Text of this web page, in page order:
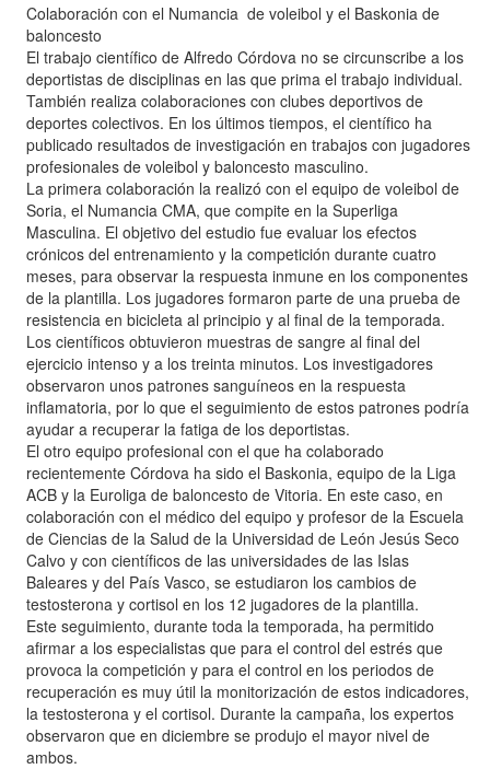
Colaboración con el Numancia de voleibol y el Baskonia de
baloncesto
El trabajo científico de Alfredo Córdova no se circunscribe a los
deportistas de disciplinas en las que prima el trabajo individual.
También realiza colaboraciones con clubes deportivos de
deportes colectivos. En los últimos tiempos, el científico ha
publicado resultados de investigación en trabajos con jugadores
profesionales de voleibol y baloncesto masculino.
La primera colaboración la realizó con el equipo de voleibol de
Soria, el Numancia CMA, que compite en la Superliga
Masculina. El objetivo del estudio fue evaluar los efectos
crónicos del entrenamiento y la competición durante cuatro
meses, para observar la respuesta inmune en los componentes
de la plantilla. Los jugadores formaron parte de una prueba de
resistencia en bicicleta al principio y al final de la temporada.
Los científicos obtuvieron muestras de sangre al final del
ejercicio intenso y a los treinta minutos. Los investigadores
observaron unos patrones sanguíneos en la respuesta
inflamatoria, por lo que el seguimiento de estos patrones podría
ayudar a recuperar la fatiga de los deportistas.
El otro equipo profesional con el que ha colaborado
recientemente Córdova ha sido el Baskonia, equipo de la Liga
ACB y la Euroliga de baloncesto de Vitoria. En este caso, en
colaboración con el médico del equipo y profesor de la Escuela
de Ciencias de la Salud de la Universidad de León Jesús Seco
Calvo y con científicos de las universidades de las Islas
Baleares y del País Vasco, se estudiaron los cambios de
testosterona y cortisol en los 12 jugadores de la plantilla.
Este seguimiento, durante toda la temporada, ha permitido
afirmar a los especialistas que para el control del estrés que
provoca la competición y para el control en los periodos de
recuperación es muy útil la monitorización de estos indicadores,
la testosterona y el cortisol. Durante la campaña, los expertos
observaron que en diciembre se produjo el mayor nivel de
ambos.